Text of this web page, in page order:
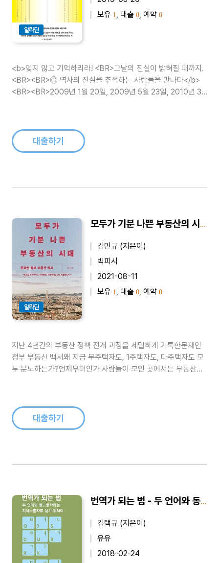
알라딘
보유 1 , 대출 0 , 예약 0
<b>잊지 않고 기억하리라! <BR>그날의 진실이 밝혀질 때까지.
<BR><BR>◎ 역사의 진실을 추적하는 사람들을 만나다</b>
<BR><BR>2009년 1월 20일, 2009년 5월 23일, 2010년 3
대출하기
알라딘
모두가 기분 나쁜 부동산의 시대
김민규 (지은이)
빅피시
2021-08-11
보유 1 , 대출 0 , 예약 0
지난 4년간의 부동산 정책 전개 과정을 세밀하게 기록한문재인
정부 부동산 백서왜 지금 무주택자도, 1주택자도, 다주택자도 모
두 분노하는가?언제부터인가 사람들이 모인 곳에서는 부동산에
었고, 열심히 돈을 모..
대출하기
번역가 되는 법 - 두 언어와 동고동락하는 지식노동자로 살기 위하여
김택규 (지은이)
유유
2018-02-24